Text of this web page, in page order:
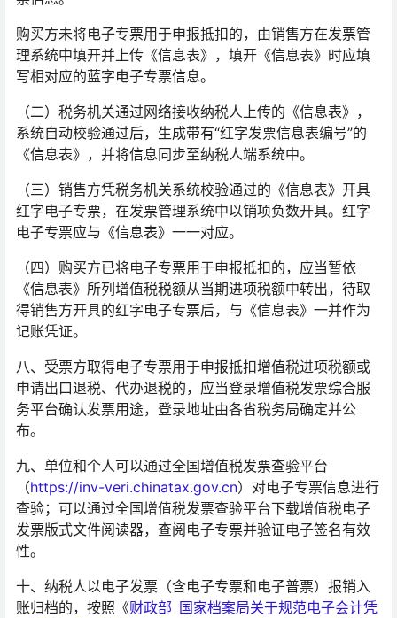
购买方未将电子专票用于申报抵扣的，由销售方在发票管
理系统中填开并上传《信息表》，填开《信息表》时应填
写相对应的蓝字电子专票信息。
（二）税务机关通过网络接收纳税人上传的《信息表》，
系统自动校验通过后，生成带有“红字发票信息表编号”的
《信息表》，并将信息同步至纳税人端系统中。
（三）销售方凭税务机关系统校验通过的《信息表》开具
红字电子专票，在发票管理系统中以销项负数开具。红字
电子专票应与《信息表》一一对应。
（四）购买方已将电子专票用于申报抵扣的，应当暂依
《信息表》所列增值税税额从当期进项税额中转出，待取
得销售方开具的红字电子专票后，与《信息表》一并作为
记账凭证。
八、受票方取得电子专票用于申报抵扣增值税进项税额或
申请出口退税、代办退税的，应当登录增值税发票综合服
务平台确认发票用途，登录地址由各省税务局确定并公
布。
九、单位和个人可以通过全国增值税发票查验平台
（https://inv-veri.chinatax.gov.cn）对电子专票信息进行
查验；可以通过全国增值税发票查验平台下载增值税电子
发票版式文件阅读器，查阅电子专票并验证电子签名有效
性。
十、纳税人以电子发票（含电子专票和电子普票）报销入
账归档的，按照《财政部 国家档案局关于规范电子会计凭